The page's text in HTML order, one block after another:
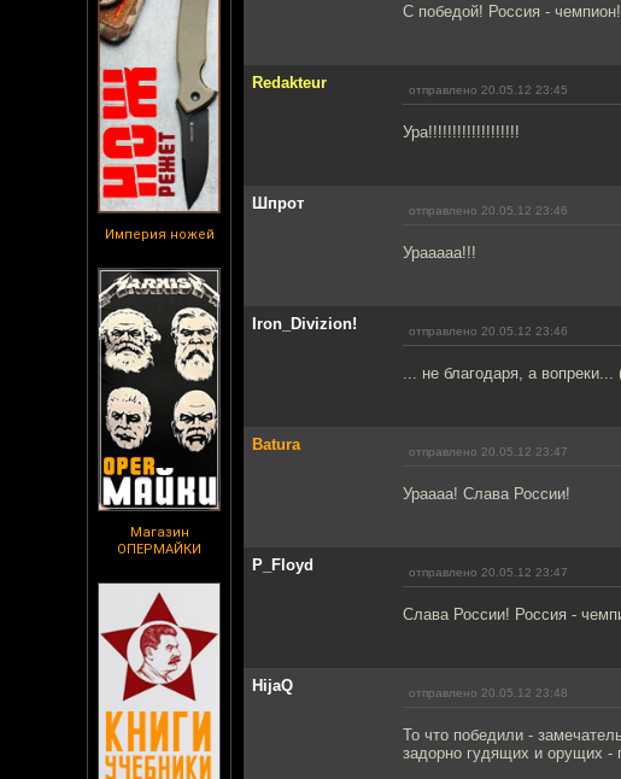
Империя ножей
Магазин
ОПЕРМАЙКИ
С победой! Россия - чемпион!
Redakteur отправлено 20.05.12 23:45
Ура!!!!!!!!!!!!!!!!!!!
Шпрот отправлено 20.05.12 23:46
Урааааа!!!
Iron_Divizion! отправлено 20.05.12 23:46
... не благодаря, а вопреки...
Batura отправлено 20.05.12 23:47
Ураааа! Слава России!
P_Floyd отправлено 20.05.12 23:47
Слава России! Россия -
HijaQ отправлено 20.05.12 23:48
То что победили -
задорно гудящих и орущих -